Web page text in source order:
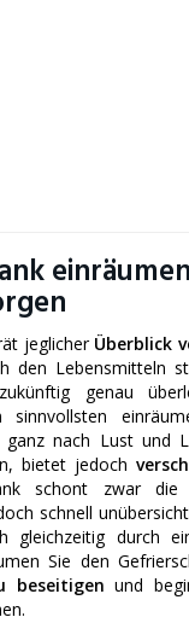
jeglicher Überblick
den Lebensmitteln
genau
sinnvollsten
nach Lust und
bietet jedoch
schont zwar die
schnell
gleichzeitig durch
Sie den
beseitigen und